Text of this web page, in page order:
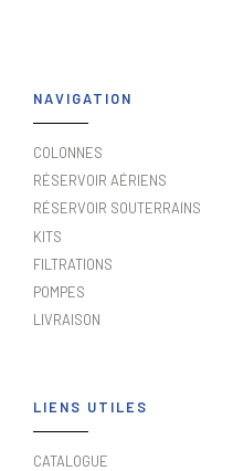
NAVIGATION
COLONNES
RÉSERVOIR AÉRIENS
RÉSERVOIR SOUTERRAINS
KITS
FILTRATIONS
POMPES
LIVRAISON
LIENS UTILES
CATALOGUE